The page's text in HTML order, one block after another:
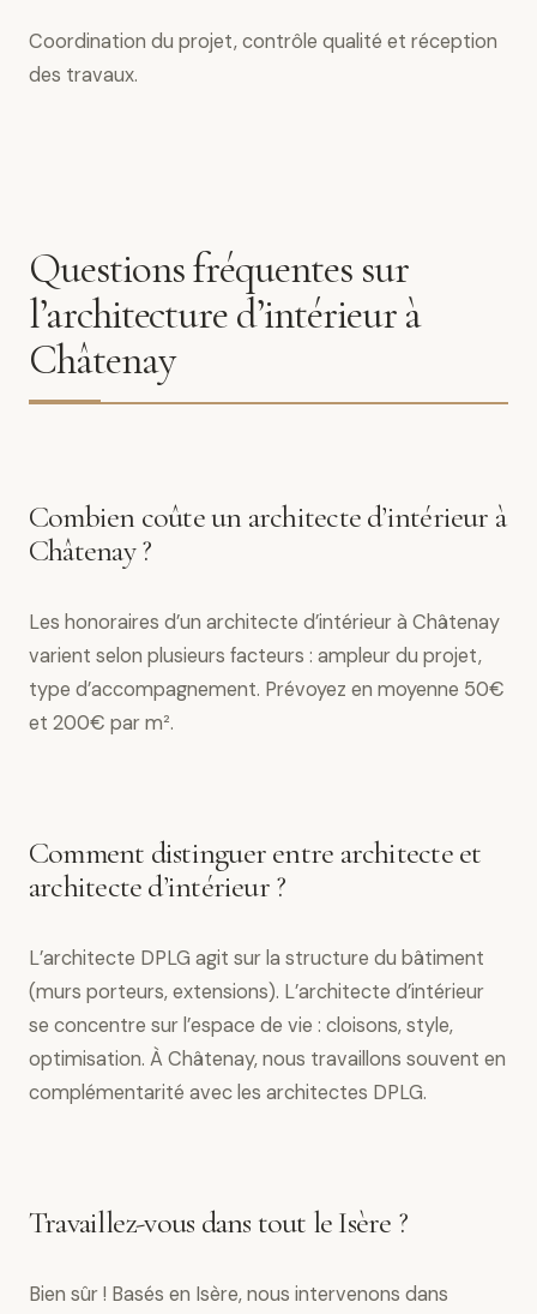
Coordination du projet, contrôle qualité et réception
des travaux.
Questions fréquentes sur
l’architecture d’intérieur à
Châtenay
Combien coûte un architecte d’intérieur à
Châtenay ?
Les honoraires d’un architecte d’intérieur à Châtenay
varient selon plusieurs facteurs : ampleur du projet,
type d’accompagnement. Prévoyez en moyenne 50€
et 200€ par m².
Comment distinguer entre architecte et
architecte d’intérieur ?
L’architecte DPLG agit sur la structure du bâtiment
(murs porteurs, extensions). L’architecte d’intérieur
se concentre sur l’espace de vie : cloisons, style,
optimisation. À Châtenay, nous travaillons souvent en
complémentarité avec les architectes DPLG.
Travaillez-vous dans tout le Isère ?
Bien sûr ! Basés en Isère, nous intervenons dans